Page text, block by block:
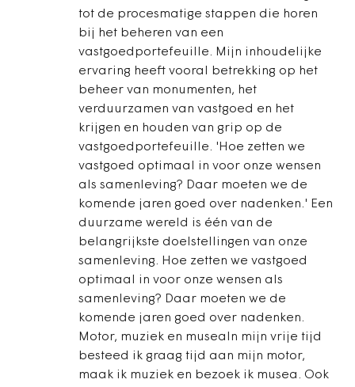
tot de procesmatige stappen die horen
bij het beheren van een
vastgoedportefeuille. Mijn inhoudelijke
ervaring heeft vooral betrekking op het
beheer van monumenten, het
verduurzamen van vastgoed en het
krijgen en houden van grip op de
vastgoedportefeuille. 'Hoe zetten we
vastgoed optimaal in voor onze wensen
als samenleving? Daar moeten we de
komende jaren goed over nadenken.' Een
duurzame wereld is één van de
belangrijkste doelstellingen van onze
samenleving. Hoe zetten we vastgoed
optimaal in voor onze wensen als
samenleving? Daar moeten we de
komende jaren goed over nadenken.
Motor, muziek en museaIn mijn vrije tijd
besteed ik graag tijd aan mijn motor,
maak ik muziek en bezoek ik musea. Ook